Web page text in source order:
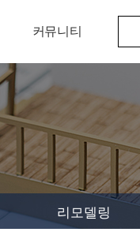
커뮤니티
리모델링